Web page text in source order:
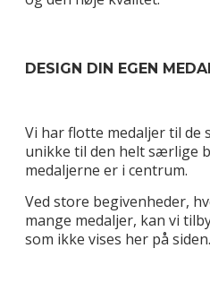
DESIGN DIN EGEN
Vi har flotte medaljer til de
unikke til den helt særlige
medaljerne er i centrum.
Ved store begivenheder,
mange medaljer, kan vi
som ikke vises her på siden.